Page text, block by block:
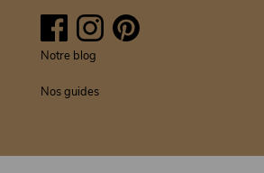
FacebookInstagramPinterest
Notre blog
Nos guides